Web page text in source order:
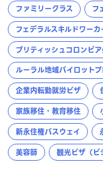
ファミリークラス
フ
フェデラルスキルドワーカ
ブリティッシュコロンビ
ルーラル地域パイロット
企業内転勤就労ビザ
家族移住・教育移住
新永住権パスウェイ
美容師
観光ビザ（ビ